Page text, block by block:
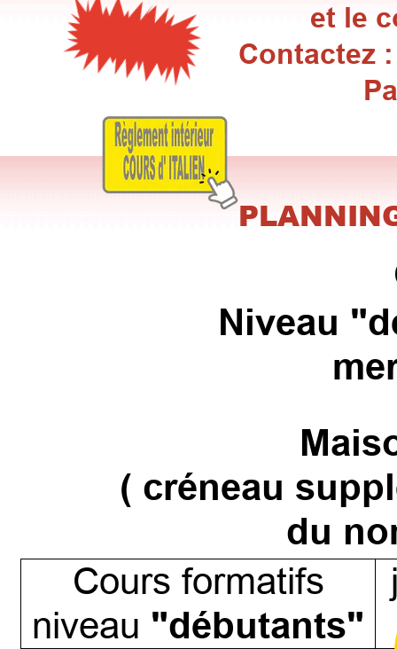
et le
Contactez :
Niveau
( créneau
du
Cours formatifs
niveau "débutants"